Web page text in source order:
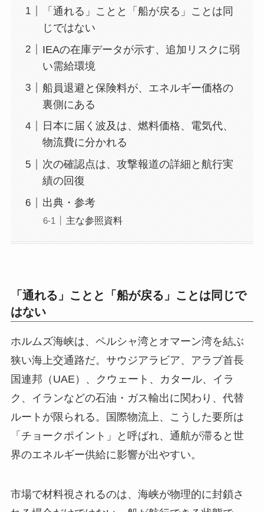
「通れる」ことと「船が戻る」ことは同
じではない
IEAの在庫データが示す、追加リスクに弱
い需給環境
船員退避と保険料が、エネルギー価格の
裏側にある
日本に届く波及は、燃料価格、電気代、
物流費に分かれる
次の確認点は、攻撃報道の詳細と航行実
績の回復
出典・参考
主な参照資料
「通れる」ことと「船が戻る」ことは同じで
はない
ホルムズ海峡は、ペルシャ湾とオマーン湾を結ぶ
狭い海上交通路だ。サウジアラビア、アラブ首長
国連邦（UAE）、クウェート、カタール、イラ
ク、イランなどの石油・ガス輸出に関わり、代替
ルートが限られる。国際物流上、こうした要所は
「チョークポイント」と呼ばれ、通航が滞ると世
界のエネルギー供給に影響が出やすい。
市場で材料視されるのは、海峡が物理的に封鎖さ